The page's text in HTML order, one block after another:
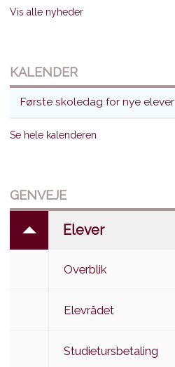
Vis alle nyheder
KALENDER
Første skoledag for nye elever
Se hele kalenderen
GENVEJE
Elever
Overblik
Elevrådet
Studietursbetaling